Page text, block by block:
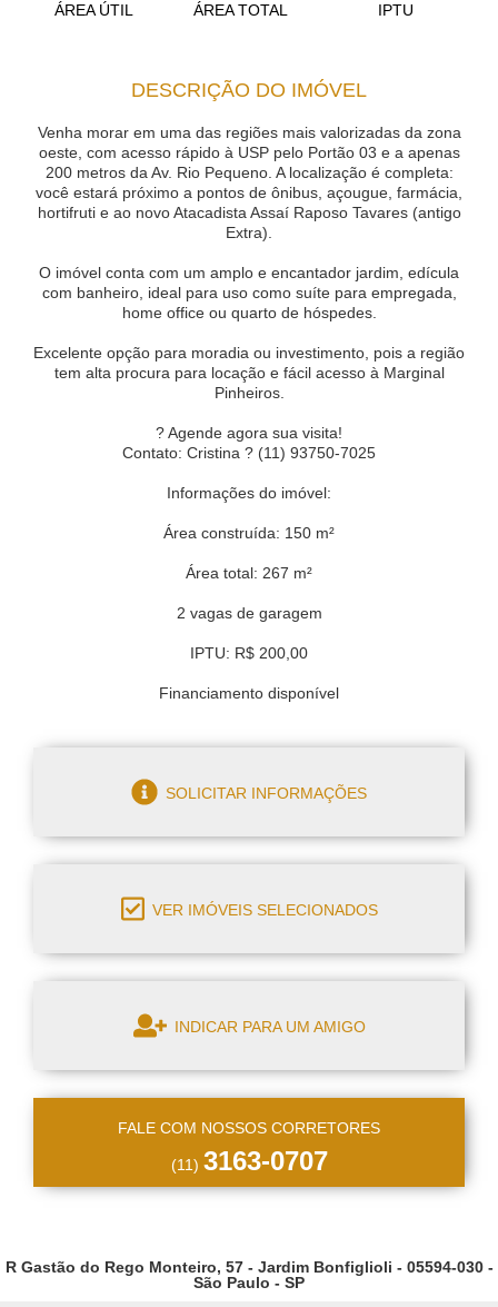
ÁREA ÚTIL ÁREA TOTAL IPTU
DESCRIÇÃO DO IMÓVEL
Venha morar em uma das regiões mais valorizadas da zona
oeste, com acesso rápido à USP pelo Portão 03 e a apenas
200 metros da Av. Rio Pequeno. A localização é completa:
você estará próximo a pontos de ônibus, açougue, farmácia,
hortifruti e ao novo Atacadista Assaí Raposo Tavares (antigo
Extra).
O imóvel conta com um amplo e encantador jardim, edícula
com banheiro, ideal para uso como suíte para empregada,
home office ou quarto de hóspedes.
Excelente opção para moradia ou investimento, pois a região
tem alta procura para locação e fácil acesso à Marginal
Pinheiros.
? Agende agora sua visita!
Contato: Cristina ? (11) 93750-7025
Informações do imóvel:
Área construída: 150 m²
Área total: 267 m²
2 vagas de garagem
IPTU: R$ 200,00
Financiamento disponível
SOLICITAR INFORMAÇÕES
VER IMÓVEIS SELECIONADOS
INDICAR PARA UM AMIGO
FALE COM NOSSOS CORRETORES
(11) 3163-0707
R Gastão do Rego Monteiro, 57 - Jardim Bonfiglioli - 05594-030 -
São Paulo - SP